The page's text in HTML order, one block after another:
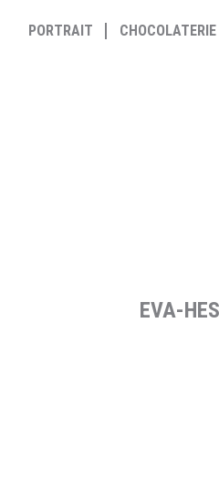
PORTRAIT CHOCOLATERIE
EVA-